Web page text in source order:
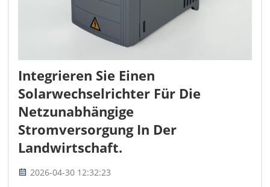
Integrieren Sie Einen
Solarwechselrichter Für Die
Netzunabhängige
Stromversorgung In Der
Landwirtschaft.
2026-04-30 12:32:23